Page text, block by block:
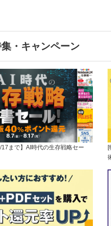
・キャンペーン
17まで】AI時代の生存戦略セー